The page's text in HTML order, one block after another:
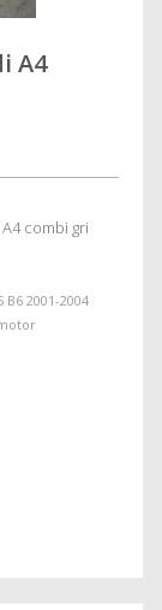
A4
combi gri
B6 2001-2004